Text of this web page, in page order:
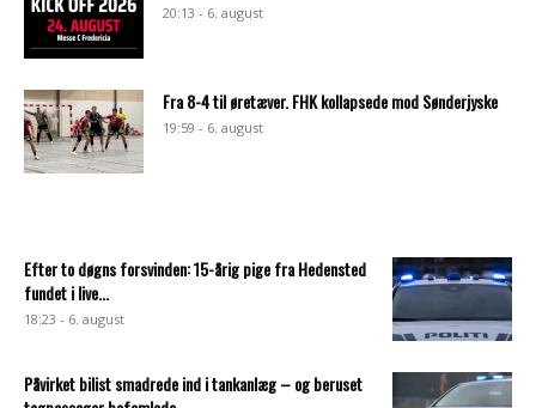
20:13 - 6. august
Fra 8-4 til øretæver. FHK kollapsede mod Sønderjyske
19:59 - 6. august
Efter to døgns forsvinden: 15-årig pige fra Hedensted
fundet i live...
18:23 - 6. august
Påvirket bilist smadrede ind i tankanlæg – og beruset